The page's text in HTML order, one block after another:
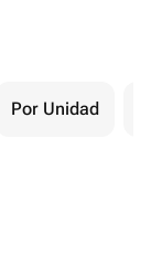
Por Unidad